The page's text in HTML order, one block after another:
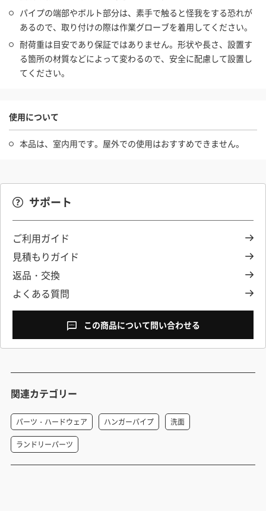
パイプの端部やボルト部分は、素手で触ると怪我をする恐れが
あるので、取り付けの際は作業グローブを着用してください。
耐荷重は目安であり保証ではありません。形状や長さ、設置す
る箇所の材質などによって変わるので、安全に配慮して設置し
てください。
使用について
本品は、室内用です。屋外での使用はおすすめできません。
サポート
ご利用ガイド
見積もりガイド
返品・交換
よくある質問
この商品について問い合わせる
関連カテゴリー
パーツ・ハードウェア ハンガーパイプ 洗面
ランドリーパーツ